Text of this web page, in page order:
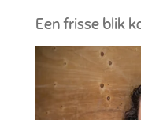
Een frisse blik